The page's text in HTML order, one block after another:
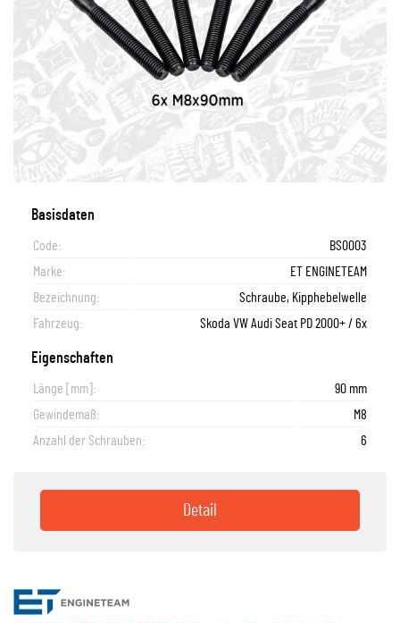
Basisdaten
Code:
BS0003
Marke:
ET ENGINETEAM
Bezeichnung:
Schraube, Kipphebelwelle
Fahrzeug:
Skoda VW Audi Seat PD 2000+ / 6x
Eigenschaften
Länge [mm]:
90 mm
Gewindemaß:
M8
Anzahl der Schrauben:
6
Detail